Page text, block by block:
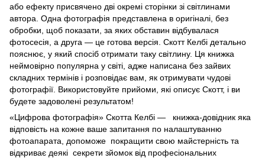
або ефекту присвячено дві окремі сторінки зі світлинами
автора. Одна фотографія представлена в оригіналі, без
обробки, щоб показати, за яких обставин відбувалася
фотосесія, а друга — це готова версія. Скотт Келбі детально
пояснює, у який спосіб отримати таку світлину. Ця книжка
неймовірно популярна у світі, адже написана без зайвих
складних термінів і розповідає вам, як отримувати чудові
фотографії. Використовуйте прийоми, які описує Скотт, і ви
будете задоволені результатом!
«Цифрова фотографія» Скотта Келбі — книжка-довідник яка
відповість на кожне ваше запитання по налаштуванню
фотоапарата, допоможе покращити свою майстерність та
відкриває деякі секрети зйомок від професіональних